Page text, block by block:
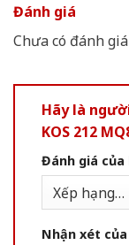
Đánh giá
Chưa có đánh
Hãy là
KOS 212
Đánh giá của
Nhận xét